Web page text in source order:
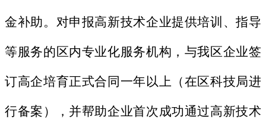
金补助。对申报高新技术企业提供培训、指导
等服务的区内专业化服务机构，与我区企业签
订高企培育正式合同一年以上（在区科技局进
行备案），并帮助企业首次成功通过高新技术